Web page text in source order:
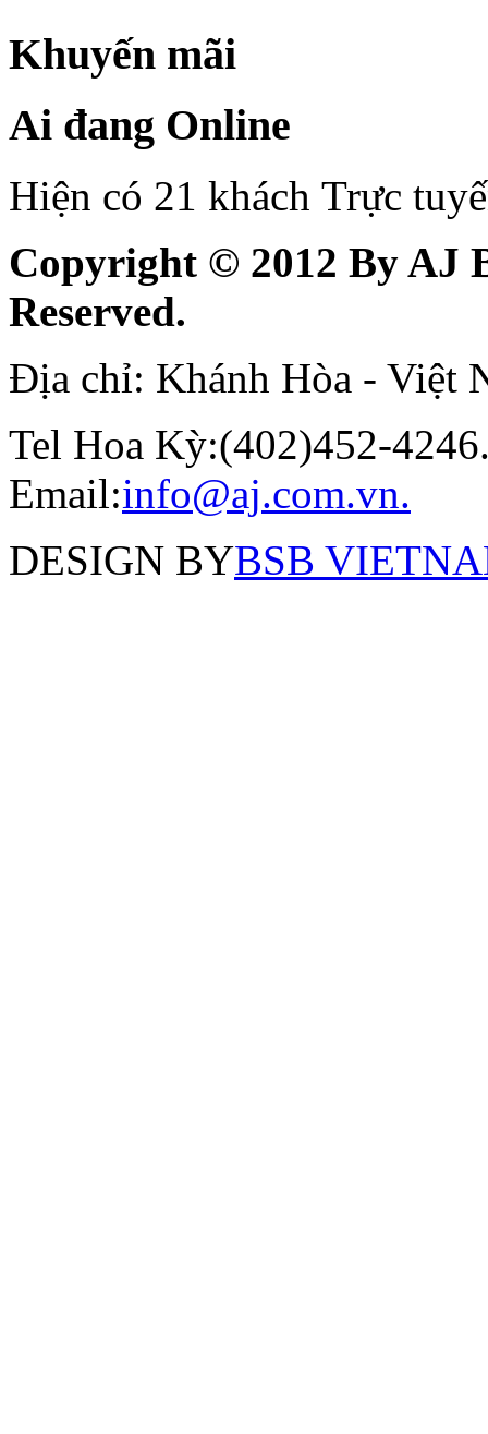
Khuyến mãi
Ai đang Online
Hiện có 21 khách Trực
Copyright © 2012 By AJ
Reserved.
Địa chỉ: Khánh Hòa - Việt
Tel Hoa Kỳ:(402)452-
Email:info@aj.com.vn.
DESIGN BYBSB